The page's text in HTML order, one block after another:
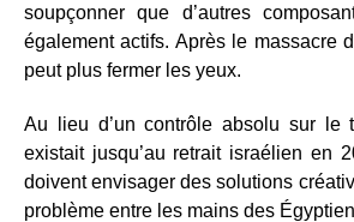
soupçonner que d’autres
également actifs. Après le massacre
peut plus fermer les yeux.
Au lieu d’un contrôle absolu sur le
existait jusqu’au retrait israélien en
doivent envisager des solutions
problème entre les mains des